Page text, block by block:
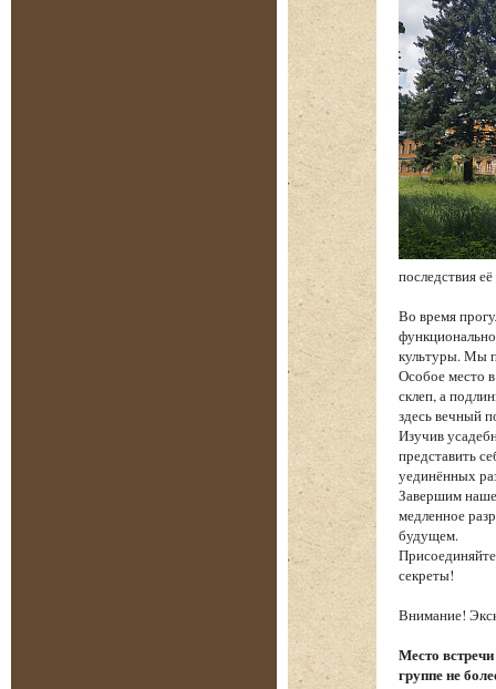
последствия
Во время
культуры. Мы
Особое место
склеп, а
здесь вечный
Изучив
представить
уединённых
Завершим
медленное
будущем.
секреты!
Внимание!
Место
группе не